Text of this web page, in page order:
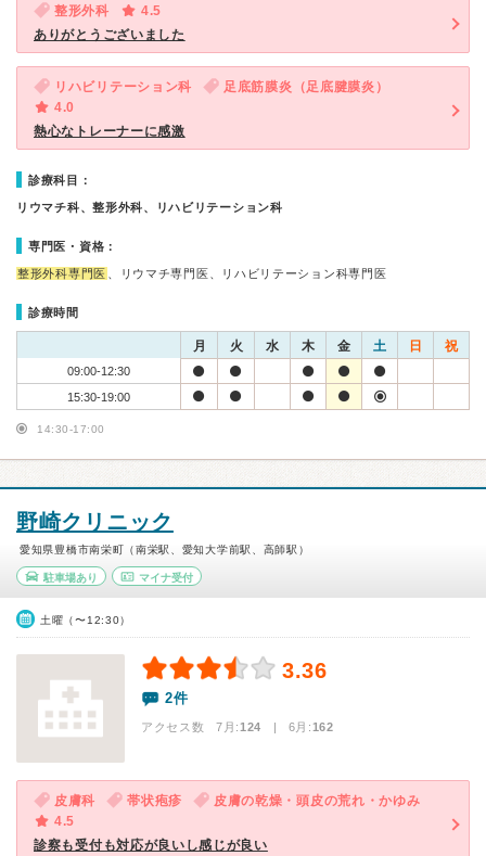
整形外科
4.5
ありがとうございました
リハビリテーション科
足底筋膜炎（足底腱膜炎）
4.0
熱心なトレーナーに感激
診療科目：
リウマチ科、整形外科、リハビリテーション科
専門医・資格：
整形外科専門医 、リウマチ専門医、リハビリテーション科専門医
診療時間
月 火 水 木 金 土 日 祝
09:00-12:30
15:30-19:00
14:30-17:00
野崎クリニック
愛知県豊橋市南栄町（南栄駅、愛知大学前駅、高師駅）
駐車場あり マイナ受付
土曜（〜12:30）
3.36
2件
アクセス数 7月:124 | 6月:162
皮膚科 帯状疱疹
皮膚の乾燥・頭皮の荒れ・かゆみ
4.5
診察も受付も対応が良いし感じが良い